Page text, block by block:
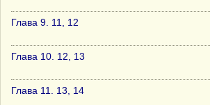
Глава 9. 11, 12
Глава 10. 12, 13
Глава 11. 13, 14